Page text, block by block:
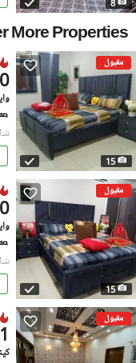
8
More Properties
مقبول
15
مقبول
15
مقبول
1 لاکھ